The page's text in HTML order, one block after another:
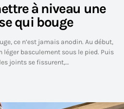
à niveau une
qui bouge
ce n’est jamais anodin. Au début,
basculement sous le pied. Puis
joints se fissurent,…